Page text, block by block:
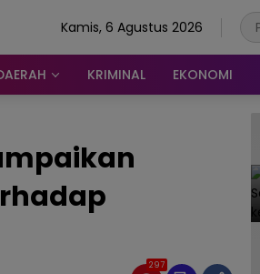
Kamis, 6 Agustus 2026
KRIMINAL EKONOMI
297